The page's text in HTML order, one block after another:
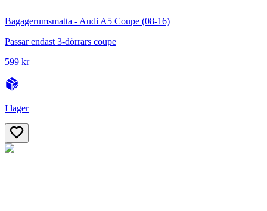
Bagagerumsmatta - Audi A5 Coupe (08-16)
Passar endast 3-dörrars coupe
599 kr
I lager